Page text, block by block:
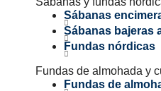
Sábanas
Sábanas bajeras
Fundas nórdicas
Fundas de almohada y
Fundas de